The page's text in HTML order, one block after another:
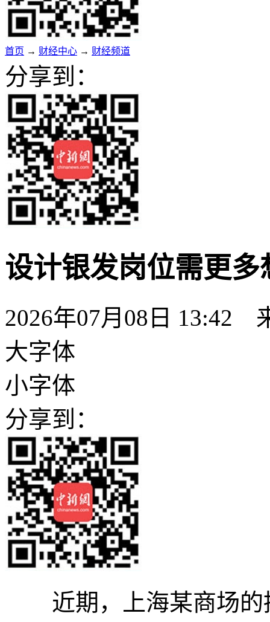
首页 → 财经中心 → 财经频道
分享到：
设计银发岗位需更多
2026年07月08日 13:42
大字体
小字体
分享到：
近期，上海某商场的